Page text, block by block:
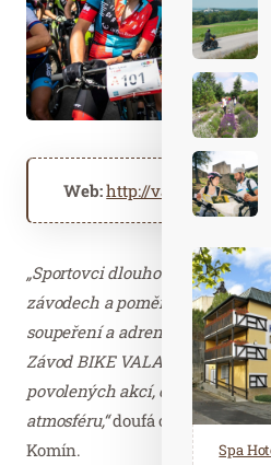
Web:http://valachytour.cz
„Sportovci dlouhou dobu
závodech a poměřit síly,
soupeření a adrenalinu už
Závod BIKE VALACHY bude
povolených akcí, což určitě
atmosféru,“doufá organizátor
Komín.
Spa